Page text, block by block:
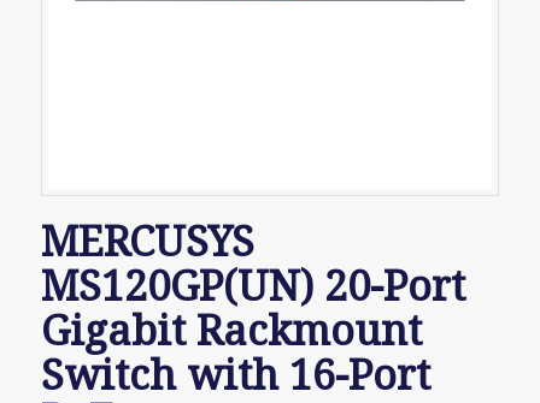
MERCUSYS
MS120GP(UN) 20-Port
Gigabit Rackmount
Switch with 16-Port